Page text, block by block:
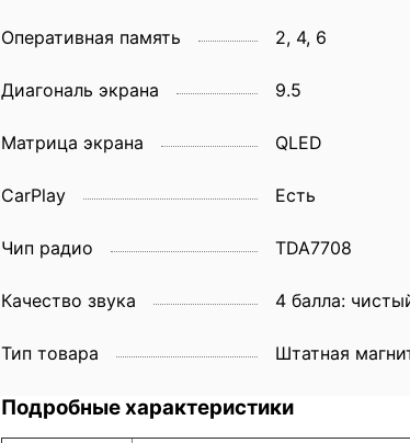
Оперативная память 2, 4, 6
Диагональ экрана 9.5
Матрица экрана QLED
CarPlay Есть
Чип радио TDA7708
Качество звука 4 балла:
Тип товара Штатная
Подробные характеристики